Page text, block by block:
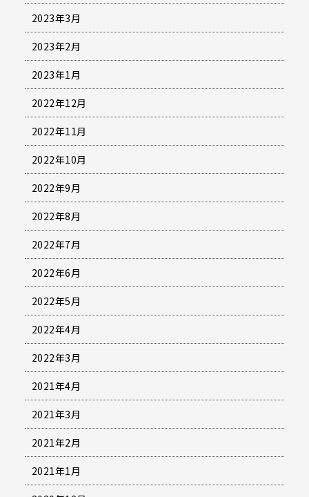
2023年3月
2023年2月
2023年1月
2022年12月
2022年11月
2022年10月
2022年9月
2022年8月
2022年7月
2022年6月
2022年5月
2022年4月
2022年3月
2021年4月
2021年3月
2021年2月
2021年1月